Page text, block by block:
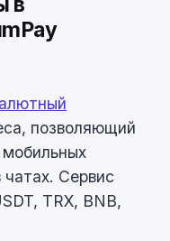
позволяющий
Сервис
TRX, BNB,